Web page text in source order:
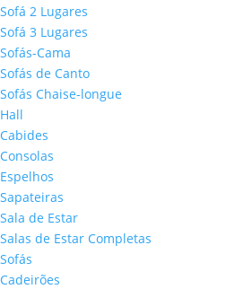
Sofá 2 Lugares
Sofá 3 Lugares
Sofás-Cama
Sofás de Canto
Sofás Chaise-longue
Hall
Cabides
Consolas
Espelhos
Sapateiras
Sala de Estar
Salas de Estar Completas
Sofás
Cadeirões